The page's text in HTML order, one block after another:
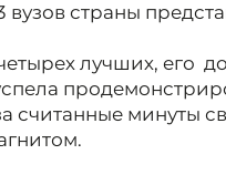
вузов страны
лучших, его
считанные минуты